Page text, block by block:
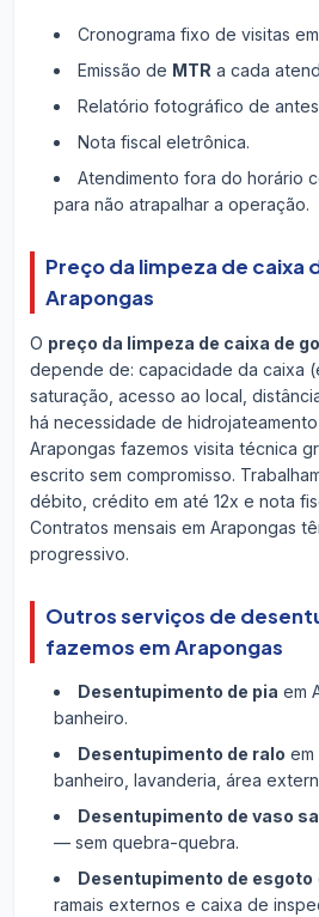
Cronograma fixo de visitas
Emissão de MTR a cada
Relatório fotográfico de
Nota fiscal eletrônica.
Atendimento fora do horário
para não atrapalhar a operação.
Preço da limpeza de caixa
Arapongas
O preço da limpeza de caixa de
depende de: capacidade da caixa
saturação, acesso ao local,
há necessidade de hidrojateamento
Arapongas fazemos visita técnica
escrito sem compromisso.
débito, crédito em até 12x e nota
Contratos mensais em Arapongas
progressivo.
Outros serviços de
fazemos em Arapongas
Desentupimento de pia em
banheiro.
Desentupimento de ralo
banheiro, lavanderia, área
Desentupimento de vaso
— sem quebra-quebra.
Desentupimento de esgoto
ramais externos e caixa de